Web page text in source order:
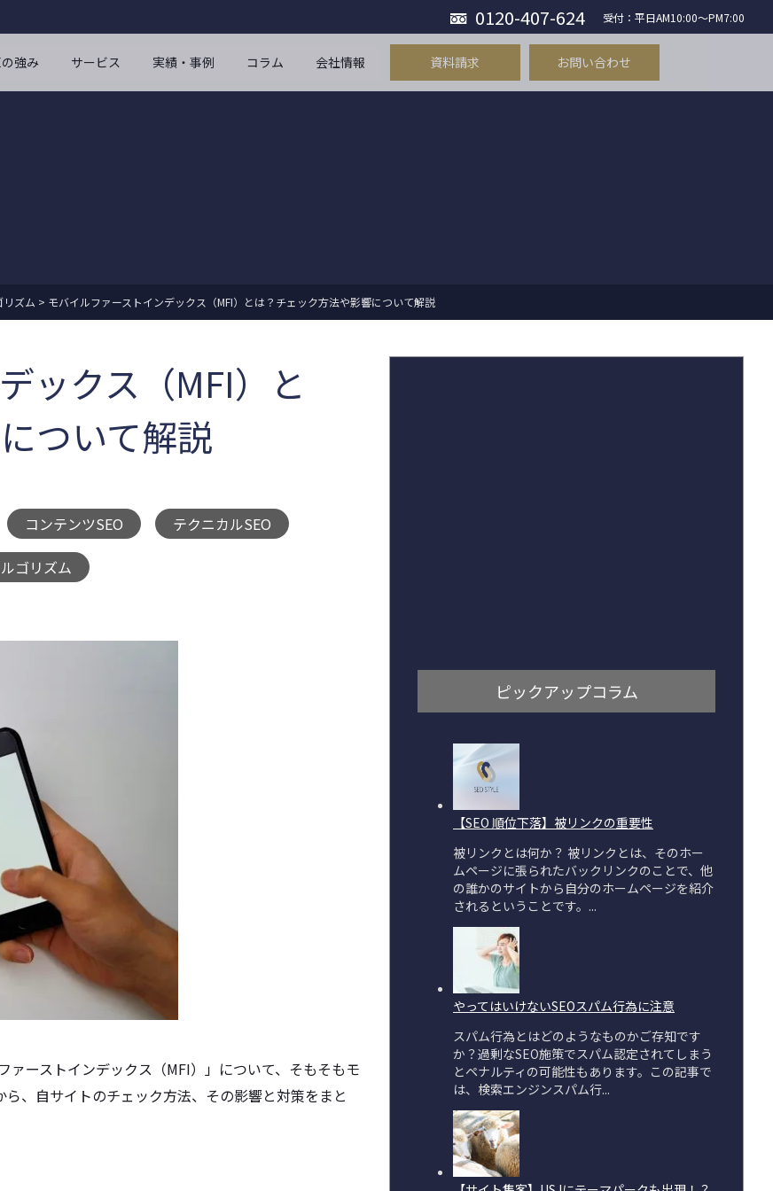
強み サービス 実績・事例 コラム 会社情報 資料請求 お問い合わせ
0120-407-624 受付：平日AM10:00〜PM7:00
ズム > モバイルファーストインデックス（MFI）とは？チェック方法や影響について解説
ックス（MFI）と
ついて解説
コンテンツSEO テクニカルSEO
ゴリズム
ーストインデックス（MFI）」について、そもそもモ
、自サイトのチェック方法、その影響と対策をまと
ピックアップコラム